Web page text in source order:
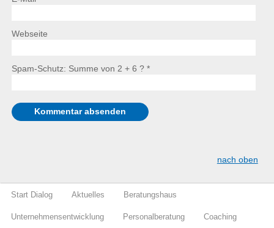
Webseite
Spam-Schutz: Summe von 2 + 6 ? *
nach oben
Start Dialog Aktuelles Beratungshaus
Unternehmensentwicklung Personalberatung Coaching